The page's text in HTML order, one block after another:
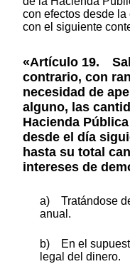
con efectos desde la
con el siguiente
«Artículo 19.
contrario, con
necesidad de
alguno, las
Hacienda
desde el día
hasta su total
intereses de
a) Tratándose
anual.
b) En el
legal del dinero.